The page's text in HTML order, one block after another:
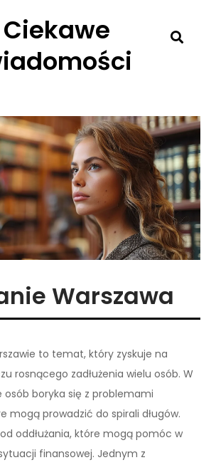
Ciekawe
Warszawa
to temat, który zyskuje na
rosnącego zadłużenia wielu osób. W
osób boryka się z problemami
mogą prowadzić do spirali długów.
oddłużania, które mogą pomóc w
finansowej. Jednym z